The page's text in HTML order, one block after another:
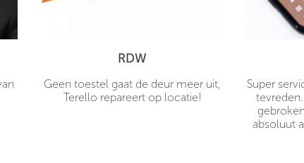
RDW
Geen toestel gaat de deur meer uit,
Terello repareert op locatie!
Super
absoluut